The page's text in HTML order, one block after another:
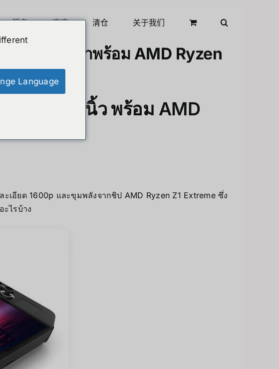
服务 商店 清仓 关于我们
8.8 นิ้ว ที่มาพร้อม AMD Ryzen
อใหญ่ 8.8 นิ้ว พร้อม AMD
อียด 1600p และขุมพลังจากชิป AMD Ryzen Z1 Extreme ซึ่ง
ไรบ้าง
Language